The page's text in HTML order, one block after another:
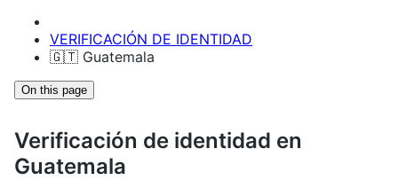
VERIFICACIÓN DE IDENTIDAD
🇬🇹 Guatemala
On this page
Verificación de identidad en
Guatemala